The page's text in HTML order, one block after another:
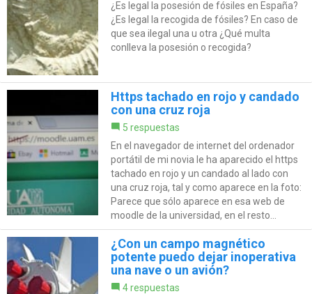
¿Es legal la posesión de fósiles en España?
¿Es legal la recogida de fósiles? En caso de
que sea ilegal una u otra ¿Qué multa
conlleva la posesión o recogida?
Https tachado en rojo y candado
con una cruz roja
5 respuestas
En el navegador de internet del ordenador
portátil de mi novia le ha aparecido el https
tachado en rojo y un candado al lado con
una cruz roja, tal y como aparece en la foto:
Parece que sólo aparece en esa web de
moodle de la universidad, en el resto...
¿Con un campo magnético
potente puedo dejar inoperativa
una nave o un avión?
4 respuestas